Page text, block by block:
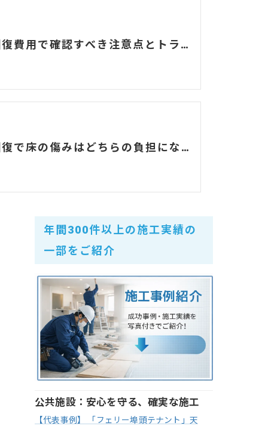
原状回復費用で確認すべき注意点とトラブル事例
原状回復で床の傷みはどちらの負担になる？場合ごとにご紹介
年間300件以上の施工実績の
一部をご紹介
公共施設：安心を守る、確実な施工
【代表事例】 「フェリー埠頭テナント」天